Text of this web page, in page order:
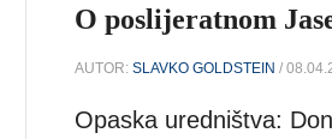
O poslijeratnom
AUTOR:SLAVKO GOLDSTEIN /
Opaska uredništva: